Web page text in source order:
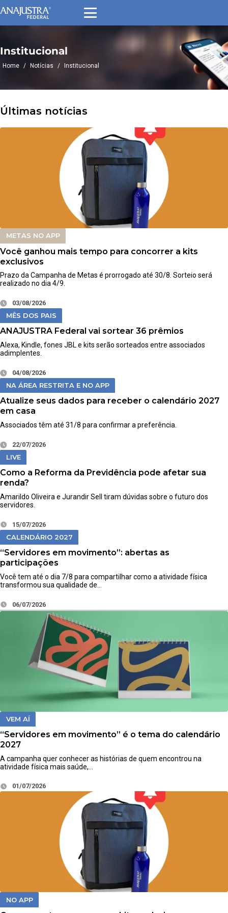
Institucional
Home / Notícias / Institucional
Últimas notícias
MÊS DOS PAIS
ANAJUSTRA Federal vai sortear 36 prêmios
Alexa, Kindle, fones JBL e kits serão sorteados entre associados
adimplentes.
04/08/2026
METAS NO APP
Você ganhou mais tempo para concorrer a kits
exclusivos
Prazo da Campanha de Metas é prorrogado até 30/8. Sorteio será
realizado no dia 4/9.
03/08/2026
NA ÁREA RESTRITA E NO APP
Atualize seus dados para receber o calendário 2027
em casa
Associados têm até 31/8 para confirmar a preferência.
22/07/2026
LIVE
Como a Reforma da Previdência pode afetar sua
renda?
Amarildo Oliveira e Jurandir Sell tiram dúvidas sobre o futuro dos
servidores.
15/07/2026
CALENDÁRIO 2027
“Servidores em movimento”: abertas as
participações
Você tem até o dia 7/8 para compartilhar como a atividade física
transformou sua qualidade de…
06/07/2026
VEM AÍ
“Servidores em movimento” é o tema do calendário
2027
A campanha quer conhecer as histórias de quem encontrou na
atividade física mais saúde,…
01/07/2026
NO APP